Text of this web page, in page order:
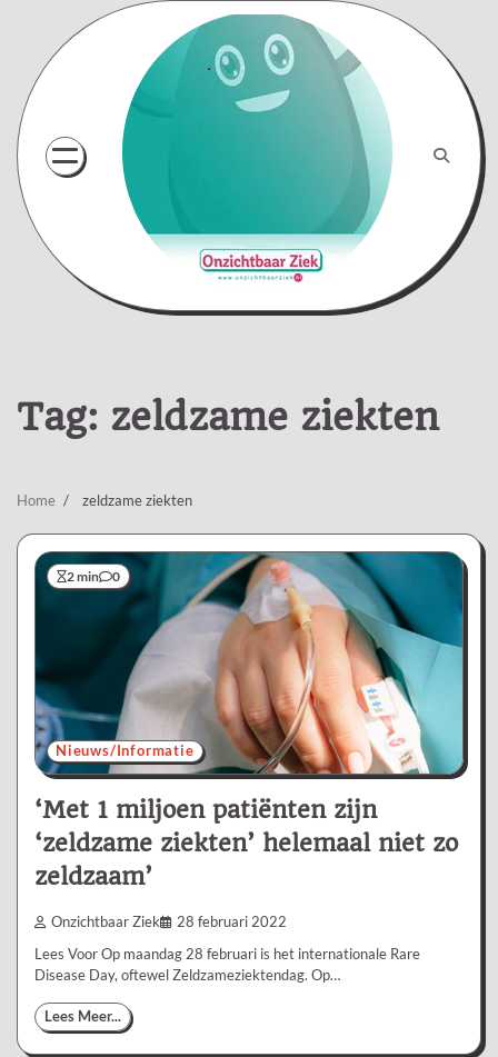
content
Tag: zeldzame ziekten
Home zeldzame ziekten
2 min 0
Nieuws/Informatie
‘Met 1 miljoen patiënten zijn
‘zeldzame ziekten’ helemaal niet zo
zeldzaam’
Onzichtbaar Ziek 28 februari 2022
Lees Voor Op maandag 28 februari is het internationale Rare
Disease Day, oftewel Zeldzameziektendag. Op…
Lees Meer...